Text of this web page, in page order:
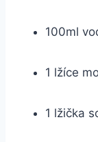
100ml
1 lžíce
1 lžička